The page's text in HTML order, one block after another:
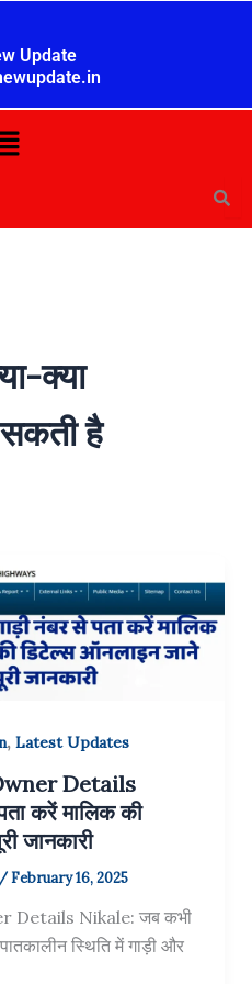
Update
क्या
है
, Latest Updates
Details
करें मालिक की
जानकारी
/February 16, 2025
Details Nikale: जब कभी
स्थिति में गाड़ी और